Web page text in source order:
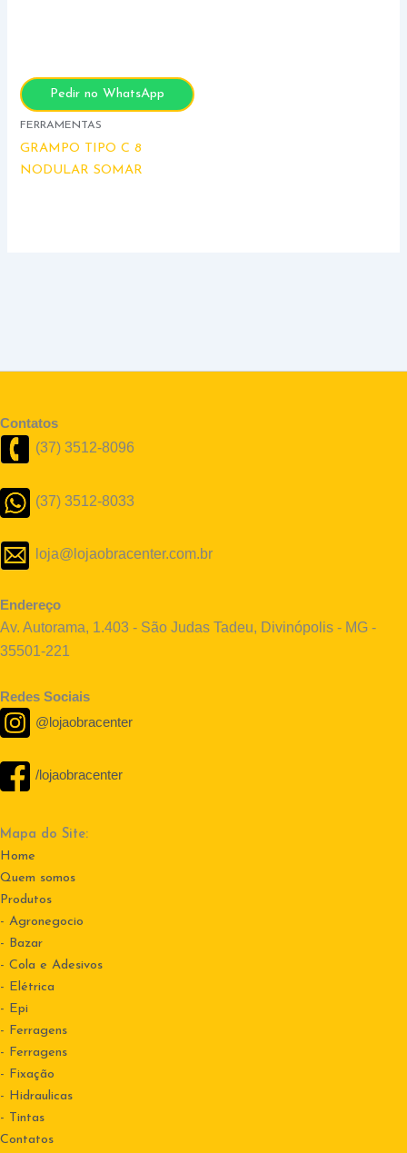
Pedir no WhatsApp
FERRAMENTAS
GRAMPO TIPO C 8
NODULAR SOMAR
Contatos
(37) 3512-8096
(37) 3512-8033
loja@lojaobracenter.com.br
Endereço
Av. Autorama, 1.403 - São Judas Tadeu, Divinópolis - MG -
35501-221
Redes Sociais
@lojaobracenter
/lojaobracenter
Mapa do Site:
Home
Quem somos
Produtos
- Agronegocio
- Bazar
- Cola e Adesivos
- Elétrica
- Epi
- Ferragens
- Ferragens
- Fixação
- Hidraulicas
- Tintas
Contatos